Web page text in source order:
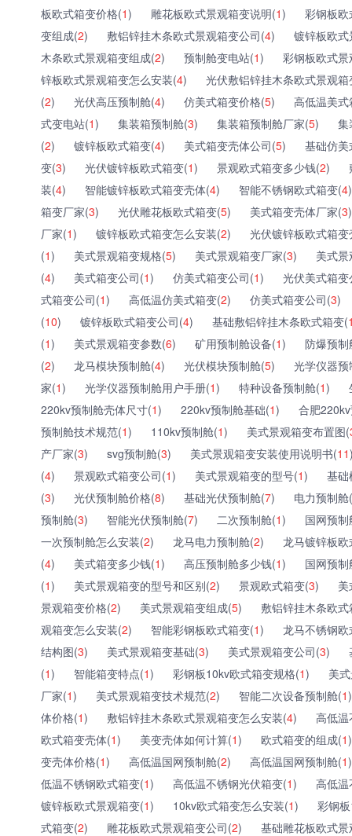
板欧式箱变价格(1) 雕花板欧式景观箱变说明(1)
彩钢板
变组成(2) 敷铝锌挂木条欧式景观箱变公司(4)
镀锌板欧
木条欧式景观箱变组成(2) 预制舱变电站(1)
彩钢板欧式
锌板欧式景观箱变怎么安装(4)
光伏敷铝锌挂木条欧式景观箱
(2) 光伏高压预制舱(4) 仿美式箱变价格(5)
高低温美
式变电站(1) 集装箱预制舱(3) 集装箱预制舱厂家(5)
集
(2) 镀锌板欧式箱变(4) 美式箱变壳体公司(5)
基础仿
变(3) 光伏镀锌板欧式箱变(1) 景观欧式箱变多少钱(2)
装(4) 智能镀锌板欧式箱变壳体(4) 智能不锈钢欧式箱变(4)
箱变厂家(3) 光伏雕花板欧式箱变(5) 美式箱变壳体厂家(3)
厂家(1) 镀锌板欧式箱变怎么安装(2)
光伏镀锌板欧式箱
(1) 美式景观箱变规格(5) 美式景观箱变厂家(3)
美式
(4) 美式箱变公司(1) 仿美式箱变公司(1)
光伏美式箱
式箱变公司(1) 高低温仿美式箱变(2) 仿美式箱变公司(3)
(10) 镀锌板欧式箱变公司(4) 基础敷铝锌挂木条欧式箱变(
(1) 美式景观箱变参数(6) 矿用预制舱设备(1)
防爆预制
(2) 龙马模块预制舱(4) 光伏模块预制舱(5)
光学仪器
家(1) 光学仪器预制舱用户手册(1) 特种设备预制舱(1)
220kv预制舱壳体尺寸(1) 220kv预制舱基础(1)
合肥
预制舱技术规范(1) 110kv预制舱(1) 美式景观箱变布置图(
产厂家(3) svg预制舱(3) 美式景观箱变安装使用说明书(11
(4) 景观欧式箱变公司(1) 美式景观箱变的型号(1)
基础
(3) 光伏预制舱价格(8) 基础光伏预制舱(7)
电力预制舱(
预制舱(3) 智能光伏预制舱(7) 二次预制舱(1)
国网预
一次预制舱怎么安装(2) 龙马电力预制舱(2)
龙马镀锌板
(4) 美式箱变多少钱(1) 高压预制舱多少钱(1)
国网预
(1) 美式景观箱变的型号和区别(2) 景观欧式箱变(3)
景观箱变价格(2) 美式景观箱变组成(5)
敷铝锌挂木条欧
观箱变怎么安装(2) 智能彩钢板欧式箱变(1)
龙马不锈钢
结构图(3) 美式景观箱变基础(3) 美式景观箱变公司(3)
(1) 智能箱变特点(1) 彩钢板10kv欧式箱变规格(1)
美
厂家(1) 美式景观箱变技术规范(2) 智能二次设备预制舱(1)
体价格(1) 敷铝锌挂木条欧式景观箱变怎么安装(4)
高低
欧式箱变壳体(1) 美变壳体如何计算(1) 欧式箱变的组成(1)
变壳体价格(1) 高低温国网预制舱(2) 高低温国网预制舱(1)
低温不锈钢欧式箱变(1) 高低温不锈钢光伏箱变(1)
高低
镀锌板欧式景观箱变(1) 10kv欧式箱变怎么安装(1)
彩钢
式箱变(2) 雕花板欧式景观箱变公司(2)
基础雕花板欧式